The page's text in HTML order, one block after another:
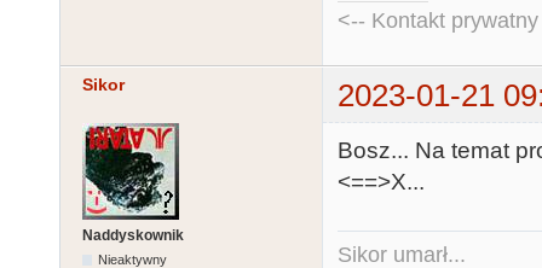
<-- Kontakt
Sikor 2023-01-21
Naddyskownik
Nieaktywny
Bosz... Na temat
<==>X...
Sikor umarł...